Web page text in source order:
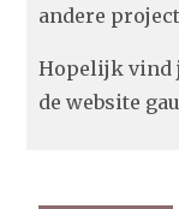
andere
Hopelijk vind
de website